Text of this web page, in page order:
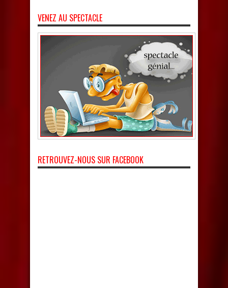
VENEZ AU SPECTACLE
RETROUVEZ-NOUS SUR FACEBOOK